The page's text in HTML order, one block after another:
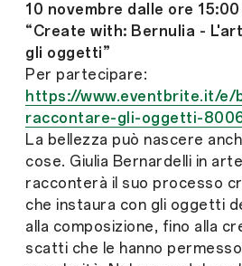
10 novembre dalle ore
“Create with: Bernulia -
gli oggetti”
Per partecipare:
https://www.eventbrite.it/
raccontare-gli-oggetti-
La bellezza può nascere
cose. Giulia Bernardelli in
racconterà il suo processo
che instaura con gli oggetti
alla composizione, fino alla
scatti che le hanno